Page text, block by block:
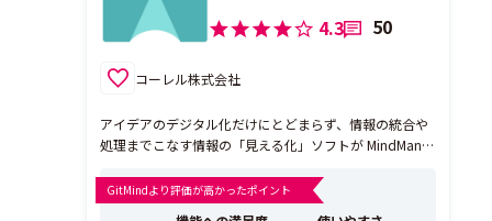
4.3 50
コーレル株式会社
アイデアのデジタル化だけにとどまらず、情報の統合や
処理までこなす情報の「見える化」ソフトが MindMana
アやデータを明確に「見える化」し、立案、整理、また
深化や共有が簡単になります。 ・ブレインストーミング
GitMindより評価が高かったポイント